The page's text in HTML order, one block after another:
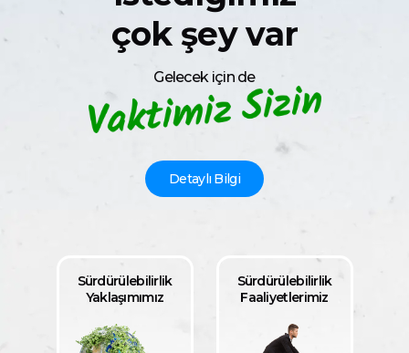
çok şey var
Gelecek için de
Detaylı Bilgi
Sürdürülebilirlik
Yaklaşımımız
Sürdürülebilirlik
Faaliyetlerimiz